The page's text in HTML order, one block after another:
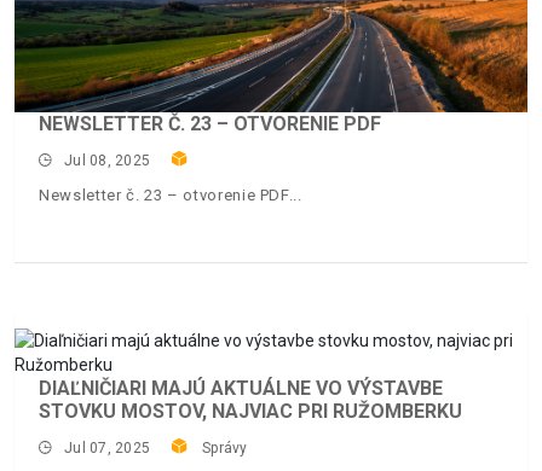
NEWSLETTER Č. 23 – OTVORENIE PDF
Jul 08, 2025
Newsletter č. 23 – otvorenie PDF
DIAĽNIČIARI MAJÚ AKTUÁLNE VO VÝSTAVBE
STOVKU MOSTOV, NAJVIAC PRI RUŽOMBERKU
Jul 07, 2025 Správy